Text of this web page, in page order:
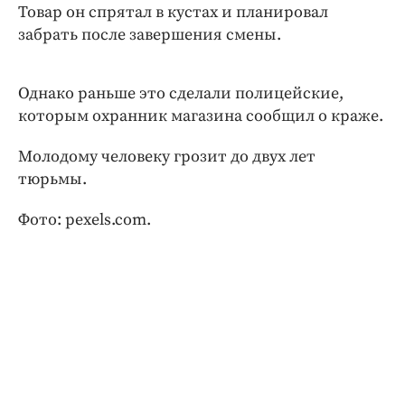
Клиника года
Бренд года
Товар он спрятал в кустах и планировал
забрать после завершения смены.
Однако раньше это сделали полицейские,
которым охранник магазина сообщил о краже.
Молодому человеку грозит до двух лет
тюрьмы.
Фото: pexels.com.